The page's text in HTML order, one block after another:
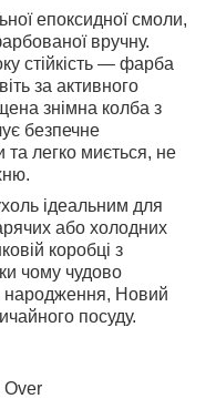
епоксидної смоли,
вручну.
стійкість — фарба
за активного
знімна колба з
безпечне
та легко миється, не
ідеальним для
або холодних
коробці з
чому чудово
народження, Новий
посуду.
Over